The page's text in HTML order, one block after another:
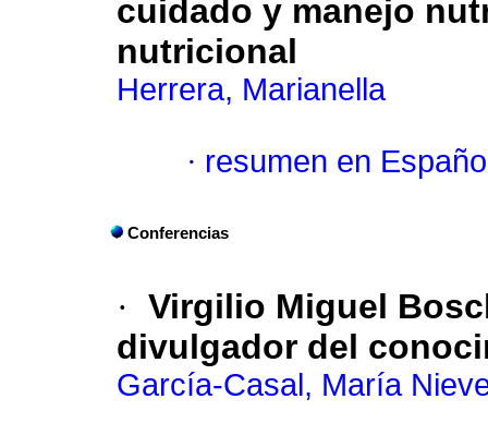
cuidado y manejo
nutricional
Herrera, Marianella
· resumen en
Conferencias
· Virgilio Miguel
divulgador del
García-Casal, María